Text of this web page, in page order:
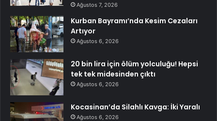
Ağustos 7, 2026
Kurban Bayramı’nda Kesim Cezaları
Artıyor
Ağustos 6, 2026
20 bin lira için ölüm yolculuğu! Hepsi
tek tek midesinden çıktı
Ağustos 6, 2026
Kocasinan’da Silahlı Kavga: İki Yaralı
Ağustos 6, 2026